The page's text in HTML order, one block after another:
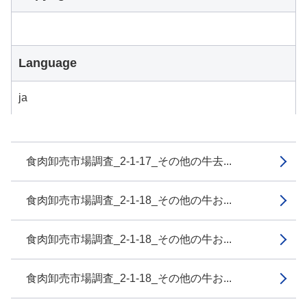
食肉卸売市場調査_2-1-17_その他の牛去...
食肉卸売市場調査_2-1-18_その他の牛お...
食肉卸売市場調査_2-1-18_その他の牛お...
食肉卸売市場調査_2-1-18_その他の牛お...
Language
ja